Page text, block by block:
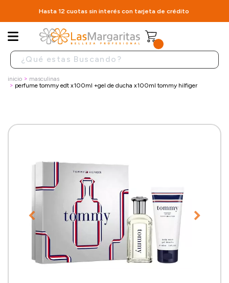
Hasta 12 cuotas sin interés con tarjeta de crédito
inicio
masculinas
perfume tommy edt x100ml +gel de ducha x100ml tommy hilfiger